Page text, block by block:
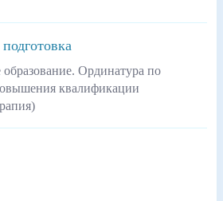
Ординатура по
квалификации